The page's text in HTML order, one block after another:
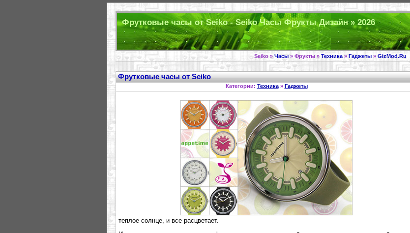
Фрутковые часы от Seiko - Seiko Часы Фрукты Дизайн » 2026
Seiko »Часы » Фрукты » Техника »Гаджеты » GizMod.Ru
Фрутковые часы от Seiko
Категории: Техника» Гаджеты
теплое солнце, и все расцветает.